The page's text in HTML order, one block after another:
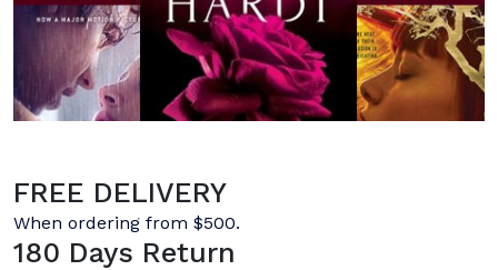
FREE DELIVERY
When ordering from $500.
180 Days Return